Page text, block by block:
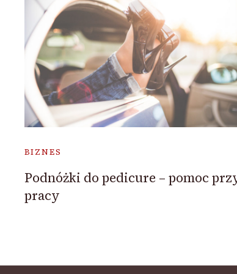
BIZNES
Podnóżki do pedicure – pomoc
pracy